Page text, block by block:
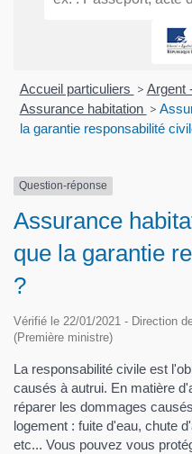
Accueil particuliers > Argent
Assurance habitation >
la garantie responsabilité
Question-réponse
Assurance
que la garantie
?
Vérifié le 22/01/2021 - Direction
(Première ministre)
La responsabilité civile est
causés à autrui. En matière
réparer les dommages
logement : fuite d'eau, chute
etc... Vous pouvez vous